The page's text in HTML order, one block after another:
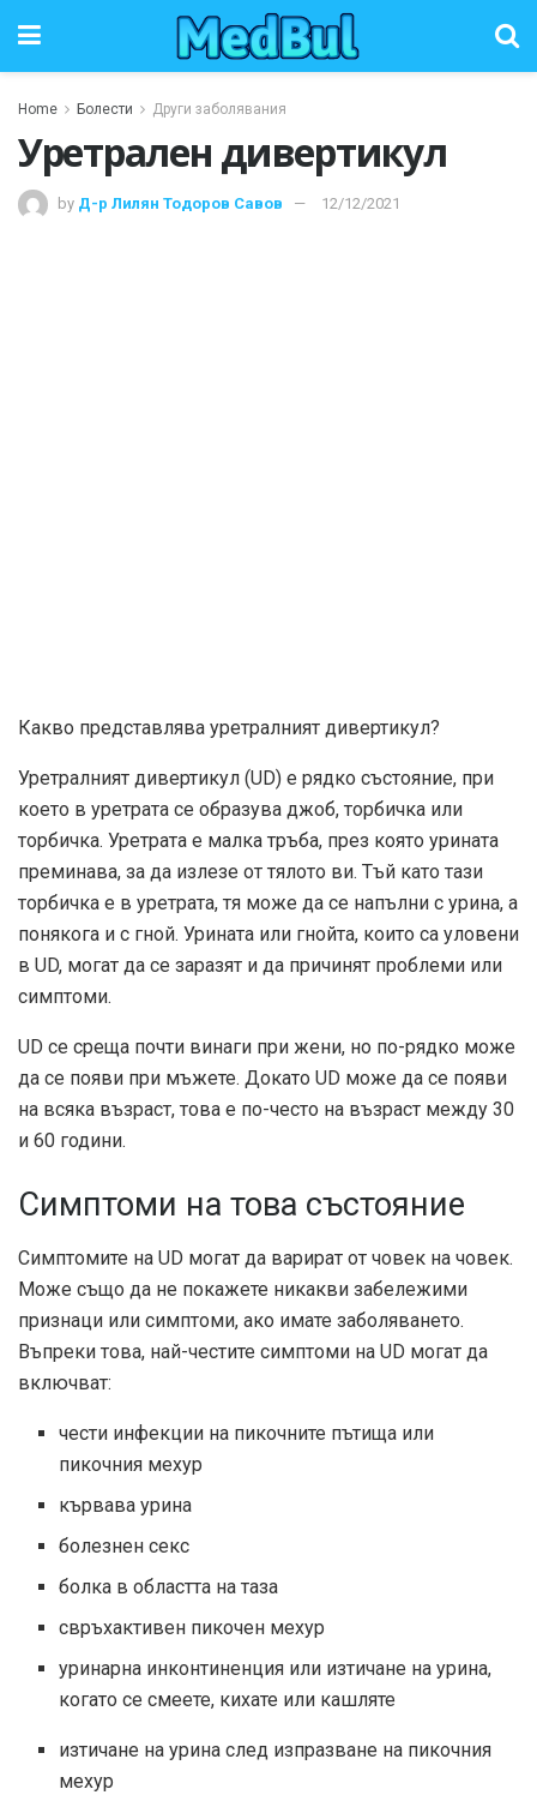
Home Болести Други заболявания
Уретрален дивертикул
by Д-р Лилян Тодоров Савов 12/12/2021
Какво представлява уретралният дивертикул?
Уретралният дивертикул (UD) е рядко състояние, при
което в уретрата се образува джоб, торбичка или
торбичка. Уретрата е малка тръба, през която урината
преминава, за да излезе от тялото ви. Тъй като тази
торбичка е в уретрата, тя може да се напълни с урина, а
понякога и с гной. Урината или гнойта, които са уловени
в UD, могат да се заразят и да причинят проблеми или
симптоми.
UD се среща почти винаги при жени, но по-рядко може
да се появи при мъжете. Докато UD може да се появи
на всяка възраст, това е по-често на възраст между 30
и 60 години.
Симптоми на това състояние
Симптомите на UD могат да варират от човек на човек.
Може също да не покажете никакви забележими
признаци или симптоми, ако имате заболяването.
Въпреки това, най-честите симптоми на UD могат да
включват:
чести инфекции на пикочните пътища или
пикочния мехур
кървава урина
болезнен секс
болка в областта на таза
свръхактивен пикочен мехур
уринарна инконтиненция или изтичане на урина,
когато се смеете, кихате или кашляте
изтичане на урина след изпразване на пикочния
мехур